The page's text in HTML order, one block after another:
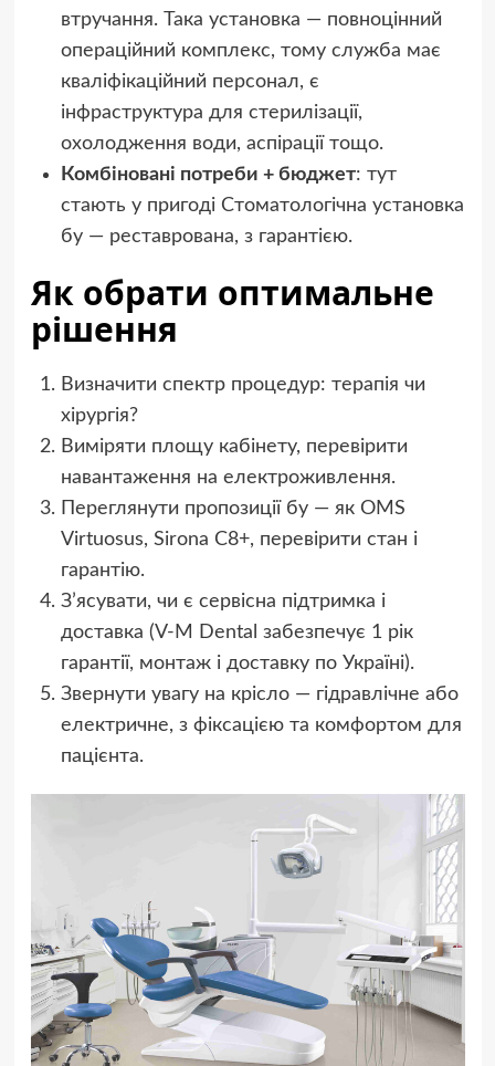
втручання. Така установка — повноцінний
операційний комплекс, тому служба має
кваліфікаційний персонал, є
інфраструктура для стерилізації,
охолодження води, аспірації тощо.
Комбіновані потреби + бюджет: тут
стають у пригоді Стоматологічна установка
бу — реставрована, з гарантією.
Як обрати оптимальне
рішення
Визначити спектр процедур: терапія чи
хірургія?
Виміряти площу кабінету, перевірити
навантаження на електроживлення.
Переглянути пропозиції бу — як OMS
Virtuosus, Sirona C8+, перевірити стан і
гарантію.
З’ясувати, чи є сервісна підтримка і
доставка (V‑M Dental забезпечує 1 рік
гарантії, монтаж і доставку по Україні).
Звернути увагу на крісло — гідравлічне або
електричне, з фіксацією та комфортом для
пацієнта.